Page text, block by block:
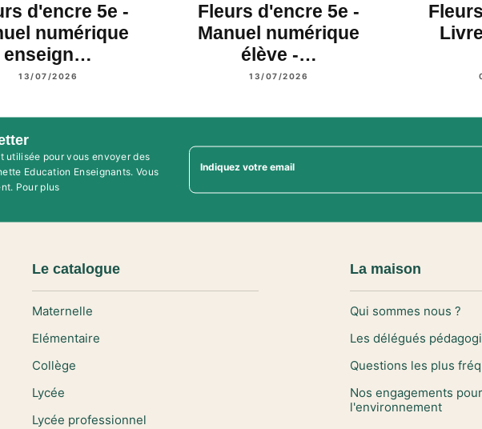
d'encre 5e -
numérique
enseign…
13/07/2026
Fleurs d'encre 5e -
Manuel numérique
élève -…
13/07/2026
utilisée pour vous envoyer des
Education Enseignants. Vous
Pour plus
Indiquez votre email
Le catalogue
Maternelle
Elémentaire
Collège
Lycée
Lycée professionnel
La maison
Qui sommes nous ?
Les délégués
Questions les plus
Nos engagements pour
l'environnement